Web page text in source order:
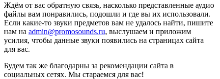
Ждём от вас обратную связь, насколько представленные аудио
файлы вам понравились, подошли и где вы их использовали.
Если какие-то звуки предметов вам не удалось найти, пишите
нам на admin@promosounds.ru, выслушаем и приложим
усилия, чтобы данные звуки появились на страницах сайта
для вас.
Будем так же благодарны за рекомендации сайта в
социальных сетях. Мы стараемся для вас!